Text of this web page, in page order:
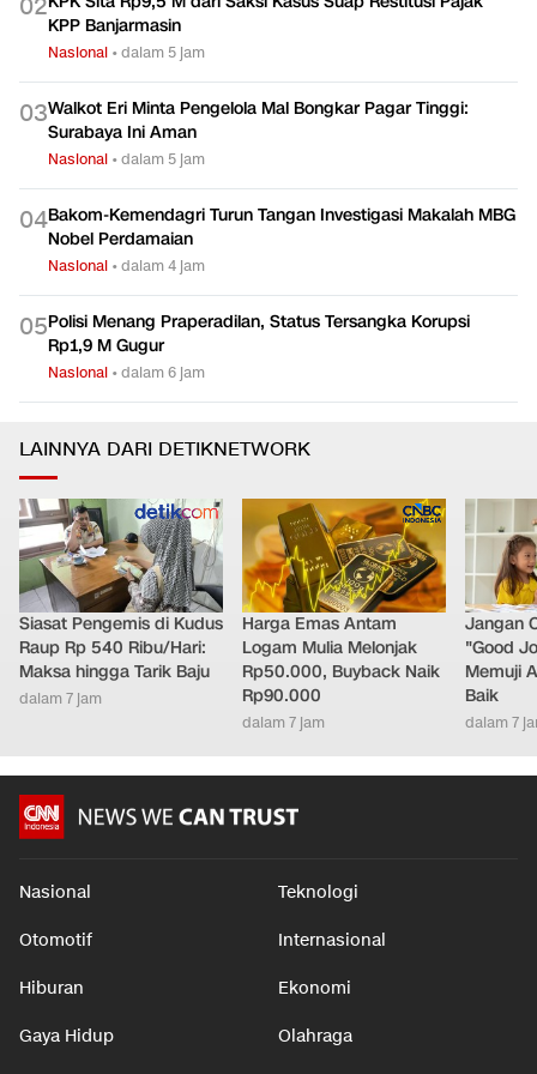
02
KPP Banjarmasin
Nasional •dalam 5 jam
03Walkot Eri Minta Pengelola Mal Bongkar Pagar Tinggi:
Surabaya Ini Aman
Nasional •dalam 5 jam
04Bakom-Kemendagri Turun Tangan Investigasi Makalah MBG
Nobel Perdamaian
Nasional •dalam 4 jam
05Polisi Menang Praperadilan, Status Tersangka Korupsi
Rp1,9 M Gugur
Nasional •dalam 6 jam
LAINNYA DARI DETIKNETWORK
Siasat Pengemis di Kudus
Raup Rp 540 Ribu/Hari:
Maksa hingga Tarik Baju
dalam 7 jam
Harga Emas Antam
Logam Mulia Melonjak
Rp50.000, Buyback Naik
Rp90.000
dalam 7 jam
Jangan
"Good
Memuji
Baik
dalam 7
Nasional Teknologi
Otomotif Internasional
Hiburan Ekonomi
Gaya Hidup Olahraga